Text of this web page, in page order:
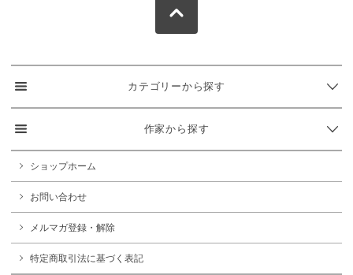
カテゴリーから探す
作家から探す
ショップホーム
お問い合わせ
メルマガ登録・解除
特定商取引法に基づく表記